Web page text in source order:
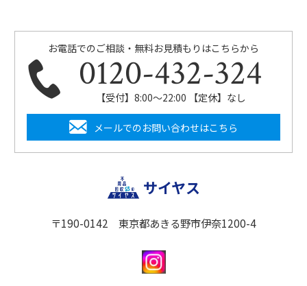
お電話でのご相談・無料お見積もりはこちらから
0120-432-324
【受付】8:00〜22:00 【定休】なし
メールでのお問い合わせはこちら
サイヤス
〒190-0142 東京都あきる野市伊奈1200-4